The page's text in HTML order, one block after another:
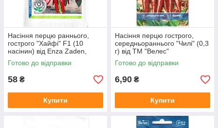
Насіння перцю раннього,
гострого "Хайфі" F1 (10
насінин) від Enza Zaden,
Голландія
Готово до відправки
58 ₴
Купити
Насіння перцю гострого,
середньораннього "Чилі" (0,3
г) від ТМ "Велес"
Готово до відправки
6,90 ₴
Купити